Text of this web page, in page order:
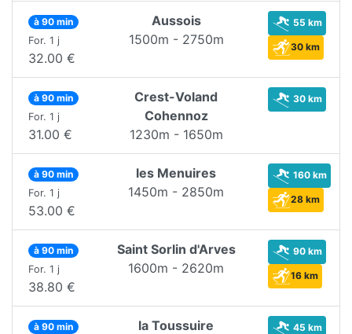
à 90 min
For. 1 j
32.00 €
Aussois
1500m - 2750m
55 km
30 km
à 90 min
For. 1 j
31.00 €
Crest-Voland
Cohennoz
1230m - 1650m
30 km
à 90 min
For. 1 j
53.00 €
les Menuires
1450m - 2850m
160 km
28 km
à 90 min
For. 1 j
38.80 €
Saint Sorlin d'Arves
1600m - 2620m
90 km
16 km
à 90 min
la Toussuire
45 km